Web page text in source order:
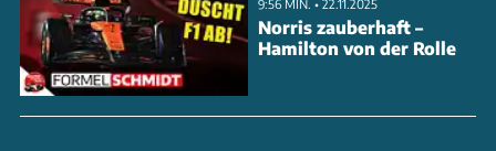
Norris zauberhaft –
Hamilton von der Rolle